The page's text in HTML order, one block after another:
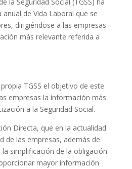
de Vida Laboral que se
dirigiéndose a las empresas
más relevante referida a
TGSS el objetivo de este
empresas la información más
a la Seguridad Social.
Directa, que en la actualidad
de las empresas, además de
simplificación de la obligación
mayor información